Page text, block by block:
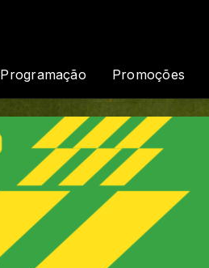
Programação Promoções